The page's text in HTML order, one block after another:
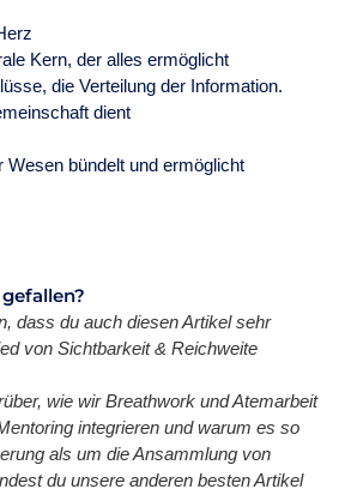
Kern, der alles ermöglicht
die Verteilung der Information.
dient
bündelt und ermöglicht
dass du auch diesen Artikel sehr
von Sichtbarkeit & Reichweite
wie wir Breathwork und Atemarbeit
integrieren und warum es so
als um die Ansammlung von
du unsere anderen besten Artikel